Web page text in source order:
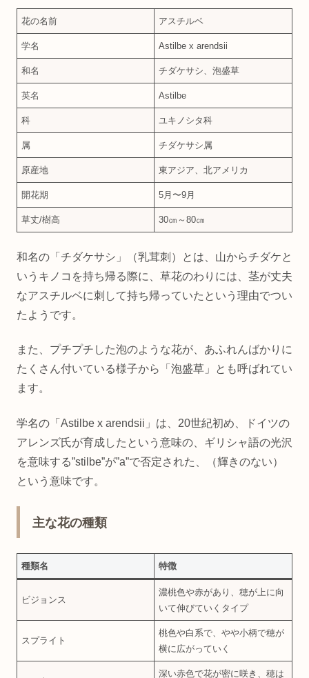
花の名前 アスチルベ
学名 Astilbe x arendsii
和名 チダケサシ、泡盛草
英名 Astilbe
科 ユキノシタ科
属 チダケサシ属
原産地 東アジア、北アメリカ
開花期 5月〜9月
草丈/樹高 30㎝～80㎝
和名の「チダケサシ」（乳茸刺）とは、山からチダケと
いうキノコを持ち帰る際に、草花のわりには、茎が丈夫
なアスチルベに刺して持ち帰っていたという理由でつい
たようです。
また、プチプチした泡のような花が、あふれんばかりに
たくさん付いている様子から「泡盛草」とも呼ばれてい
ます。
学名の「Astilbe x arendsii」は、20世紀初め、ドイツの
アレンズ氏が育成したという意味の、ギリシャ語の光沢
を意味する”stilbe”が”a”で否定された、（輝きのない）
という意味です。
主な花の種類
種類名 特徴
ビジョンス
濃桃色や赤があり、穂が上に向
いて伸びていくタイプ
スプライト
桃色や白系で、やや小柄で穂が
横に広がっていく
深い赤色で花が密に咲き、穂は